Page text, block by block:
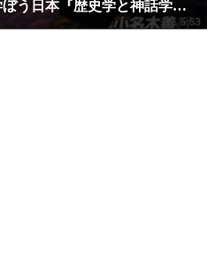
ねずさんの学ぼう日本『歴史学と神話学』｜小名木善行